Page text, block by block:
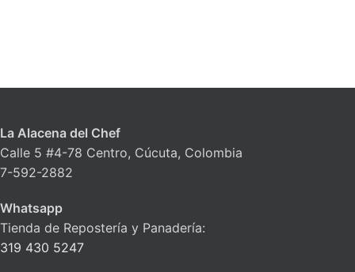
La Alacena del Chef
Calle 5 #4-78 Centro, Cúcuta, Colombia
7-592-2882
Whatsapp
Tienda de Repostería y Panadería:
319 430 5247